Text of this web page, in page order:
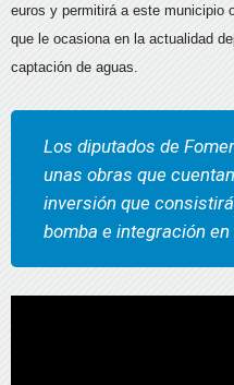
euros y permitirá a este municipio
que le ocasiona en la actualidad
captación de aguas.
Los diputados de
unas obras que
inversión que
bomba e integración